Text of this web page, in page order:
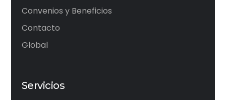
Convenios y Beneficios
Contacto
Global
Servicios